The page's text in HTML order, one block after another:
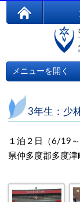
メニューを開く
3年生：少
１泊２日（6/19～
県仲多度郡多度津